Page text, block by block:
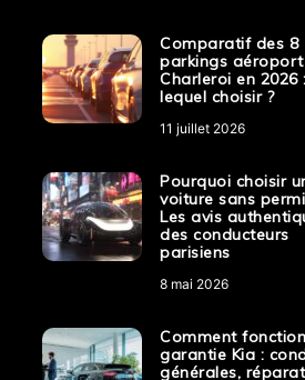
Comparatif des 8
parkings
Charleroi en 2026 :
lequel choisir ?
11 juillet 2026
Pourquoi choisir
voiture sans
Les avis
des conducteurs
parisiens
8 mai 2026
Comment
garantie Kia :
générales,